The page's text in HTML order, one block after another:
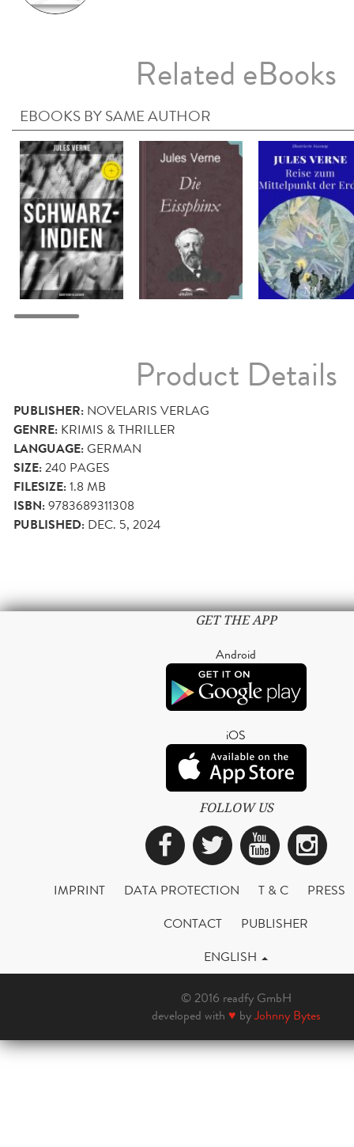
Related eBooks
EBOOKS BY SAME AUTHOR
Product Details
PUBLISHER: NOVELARIS VERLAG
GENRE: KRIMIS & THRILLER
LANGUAGE:GERMAN
SIZE:240 PAGES
FILESIZE:1.8 MB
ISBN:9783689311308
PUBLISHED: DEC. 5, 2024
GET THE APP
Android
iOS
FOLLOW US
Facebook
Twitter
IMPRINT DATA PROTECTION T & C
PRESS
CONTACT
PUBLISHER
ENGLISH
© 2016 readfy GmbH
developed with ♥ byJohnny Bytes